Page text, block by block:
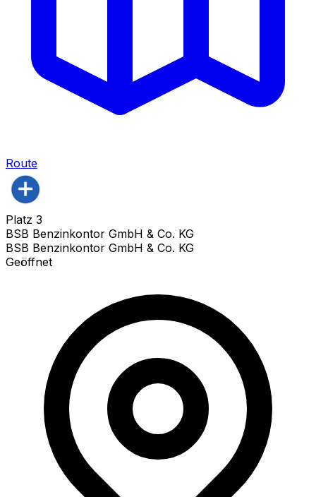
Route
Platz 3
BSB Benzinkontor GmbH & Co. KG
BSB Benzinkontor GmbH & Co. KG
Geöffnet